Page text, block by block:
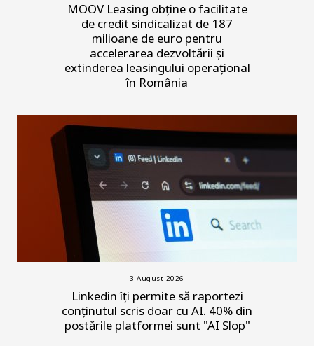
MOOV Leasing obține o facilitate
de credit sindicalizat de 187
milioane de euro pentru
accelerarea dezvoltării și
extinderea leasingului operațional
în România
3 August 2026
Linkedin îți permite să raportezi
conținutul scris doar cu AI. 40% din
postările platformei sunt "AI Slop"